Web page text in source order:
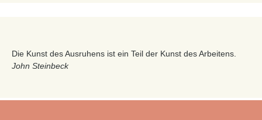
Die Kunst des Ausruhens ist ein Teil der Kunst des Arbeitens.
John Steinbeck